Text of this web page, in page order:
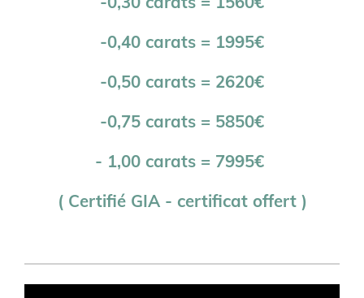
-0,40 carats = 1995€
-0,50 carats = 2620€
-0,75 carats = 5850€
- 1,00 carats = 7995€
( Certifié GIA - certificat offert )